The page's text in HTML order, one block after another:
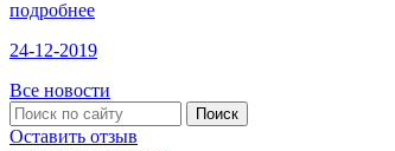
подробнее
24-12-2019
Все новости
Оставить отзыв